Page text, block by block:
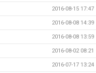
2016-08-15 17:47
2016-08-08 14:39
2016-08-08 13:59
2016-08-02 08:21
2016-07-17 13:24